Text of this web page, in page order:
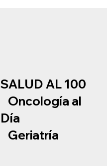
SALUD AL 100
Oncología al
Día
Geriatría